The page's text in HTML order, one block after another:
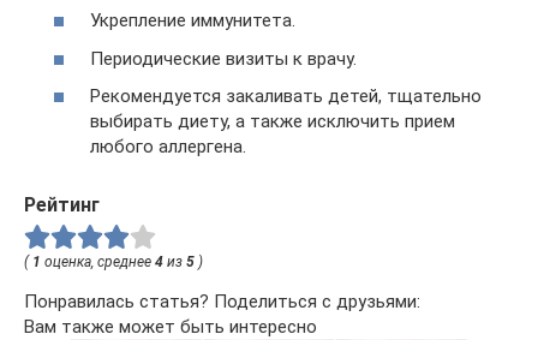
Укрепление иммунитета.
Периодические визиты к врачу.
Рекомендуется закаливать детей, тщательно
выбирать диету, а также исключить прием
любого аллергена.
Рейтинг
( 1 оценка, среднее 4 из 5 )
Понравилась статья? Поделиться с друзьями:
Вам также может быть интересно